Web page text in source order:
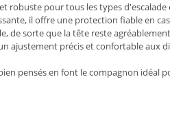
robuste pour tous les types
il offre une protection fiable en
de sorte que la tête reste
ajustement précis et confortable
pensés en font le compagnon idéal